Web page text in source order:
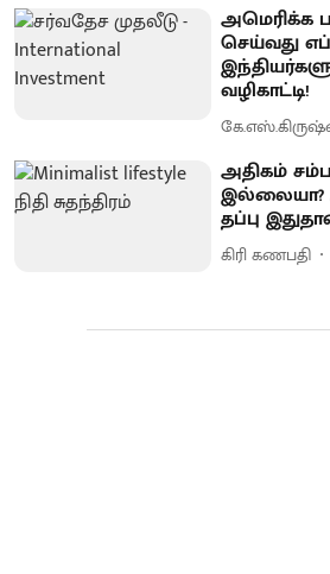
அமெரிக்க
செய்வது
வழிகாட்டி!
அதிகம்
தப்பு
கிரி கணபதி